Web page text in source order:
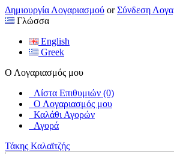
Δημιουργία Λογαριασμού orΣύνδεση
Γλώσσα
English
Greek
Ο Λογαριασμός μου
Λίστα Επιθυμιών (0)
Ο Λογαριασμός μου
Καλάθι Αγορών
Αγορά
Τάκης Καλαϊτζής